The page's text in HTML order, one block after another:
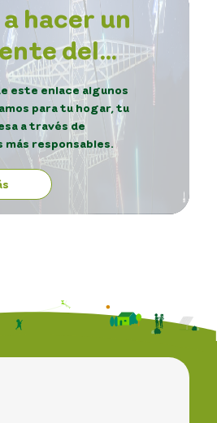
hacer un
del
energía.
este enlace algunos
para tu hogar, tu
a través de
responsables.